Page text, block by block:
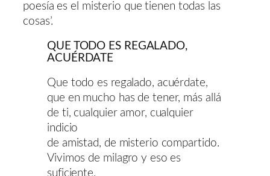
poesía es el misterio que tienen todas las
cosas’.
QUE TODO ES REGALADO,
ACUÉRDATE
Que todo es regalado, acuérdate,
que en mucho has de tener, más allá
de ti, cualquier amor, cualquier
indicio
de amistad, de misterio compartido.
Vivimos de milagro y eso es
suficiente.